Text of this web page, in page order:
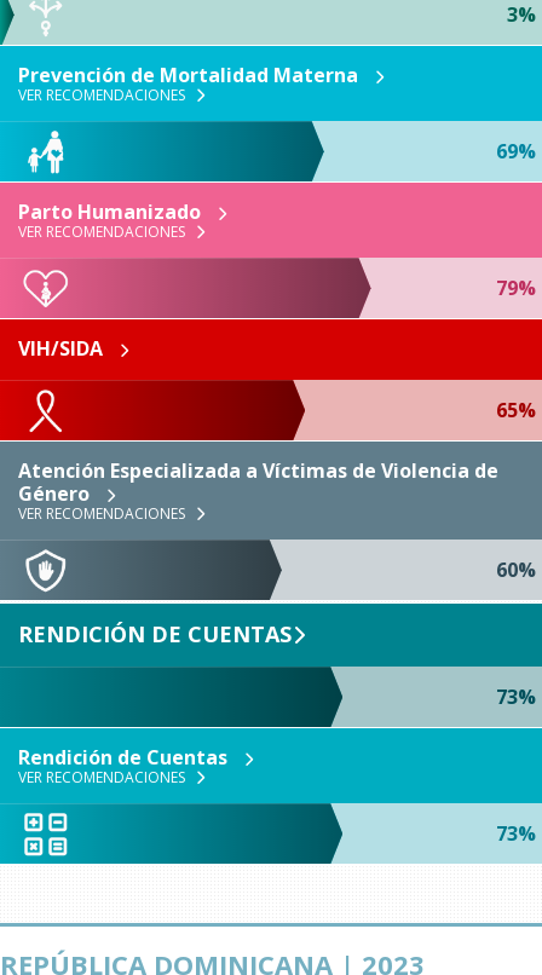
3%
Prevención de Mortalidad Materna
VER RECOMENDACIONES
69%
Parto Humanizado
VER RECOMENDACIONES
79%
VIH/SIDA
65%
Atención Especializada a Víctimas de Violencia de
Género
VER RECOMENDACIONES
60%
RENDICIÓN DE CUENTAS
73%
Rendición de Cuentas
VER RECOMENDACIONES
73%
REPÚBLICA DOMINICANA | 2023